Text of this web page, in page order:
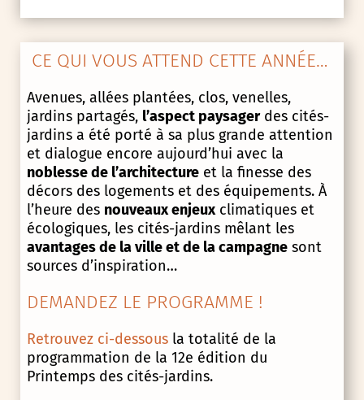
CE QUI VOUS ATTEND CETTE ANNÉE…
Avenues, allées plantées, clos, venelles,
jardins partagés, l’aspect paysagerdes cités-
jardins a été porté à sa plus grande attention
et dialogue encore aujourd’hui avec la
noblesse de l’architectureet la finesse des
décors des logements et des équipements. À
l’heure des nouveaux enjeuxclimatiques et
écologiques, les cités-jardins mêlant les
avantages de la ville et de la campagnesont
sources d’inspiration…
DEMANDEZ LE PROGRAMME !
Retrouvez ci-dessousla totalité de la
programmation de la 12e édition du
Printemps des cités-jardins.